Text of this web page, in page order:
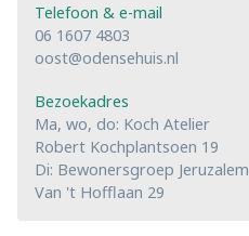
Telefoon & e-mail
06 1607 4803
oost@odensehuis.nl
Bezoekadres
Ma, wo, do: Koch Atelier
Robert Kochplantsoen 19
Di: Bewonersgroep Jeruzalem
Van 't Hofflaan 29